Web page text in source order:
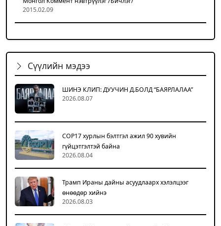
2015.02.09
Сүүлийн мэдээ
ШИНЭ КЛИП: ДУУЧИН Д.БОЛД “БАЯРЛАЛАА”
2026.08.07
COP17 хурлын бэлтгэл ажил 90 хувийн
гүйцэтгэлтэй байна
2026.08.04
Трамп Ираны дайны асуудлаарх хэлэлцээг
өнөөдөр хийнэ
2026.08.03